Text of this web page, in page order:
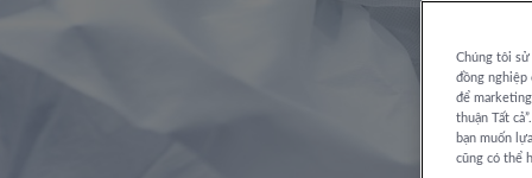
Chúng tôi sử
đồng nghiệp
để
thuận Tất
bạn muốn
cũng có thể